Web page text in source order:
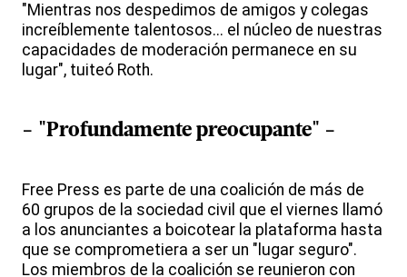
"Mientras nos despedimos de amigos y colegas
increíblemente talentosos... el núcleo de nuestras
capacidades de moderación permanece en su
lugar", tuiteó Roth.
- "Profundamente preocupante" -
Free Press es parte de una coalición de más de
60 grupos de la sociedad civil que el viernes llamó
a los anunciantes a boicotear la plataforma hasta
que se comprometiera a ser un "lugar seguro".
Los miembros de la coalición se reunieron con